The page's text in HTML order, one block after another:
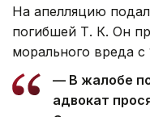
На апелляцию
погибшей Т. К. Он
морального вреда
— В жалобе
адвокат